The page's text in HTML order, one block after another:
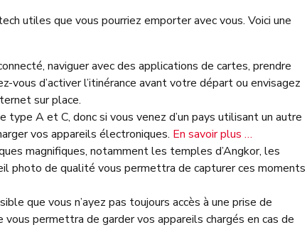
utiles que vous pourriez emporter avec vous. Voici une
naviguer avec des applications de cartes, prendre
d’activer l’itinérance avant votre départ ou envisagez
sur place.
type A et C, donc si vous venez d’un pays utilisant un autre
vos appareils électroniques. En savoir plus …
magnifiques, notamment les temples d’Angkor, les
photo de qualité vous permettra de capturer ces moments
que vous n’ayez pas toujours accès à une prise de
permettra de garder vos appareils chargés en cas de